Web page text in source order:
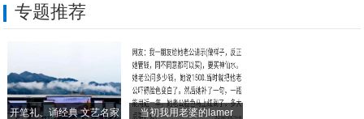
6X6的皮卡只有大G？宏光MINI EV
现代全新途胜发布！搭2.5L、1.6T混
10.98万元起 重整旗鼓而来 2020
专题推荐
开笔礼、诵经典 文艺名家 当初我用老婆的lamer